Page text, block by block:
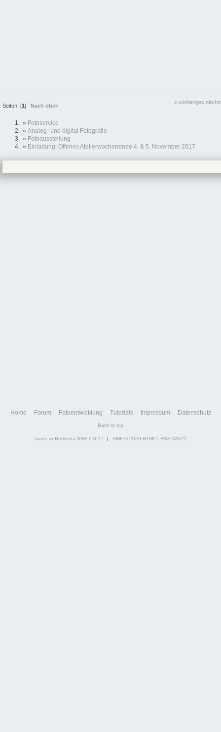
Seiten: [1]Nach oben
« vorheriges
» Fotoservice
» Analog- und digital Fotografie
» Fotoausstellung
» Einladung: Offenes Atelierwochenende 4. & 5. November 2017
Home Forum Fotoentwicklung Tutorials Impressum Datenschutz
Back to top
made in Berldoba SMF 2.0.17 | SMF © 2020 HTML5 RSS WAP2